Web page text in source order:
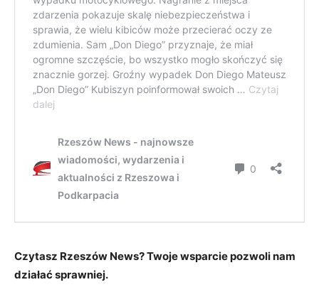
Czytasz Rzeszów News? Twoje wsparcie pozwoli nam
działać sprawniej.